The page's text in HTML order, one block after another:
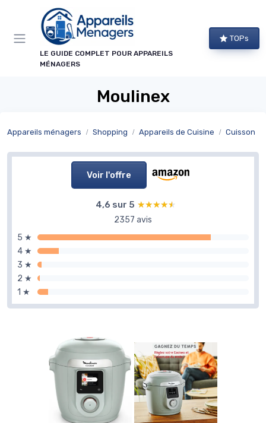
LE GUIDE COMPLET POUR APPAREILS
MÉNAGERS
TOPs
Moulinex
Appareils ménagers Shopping Appareils de Cuisine Cuisson
Voir l'offre
4,6 sur 5 ★★★★★
★★★★★
2357 avis
5 ★
4 ★
3 ★
2 ★
1 ★
Panneau de gestion des cookies